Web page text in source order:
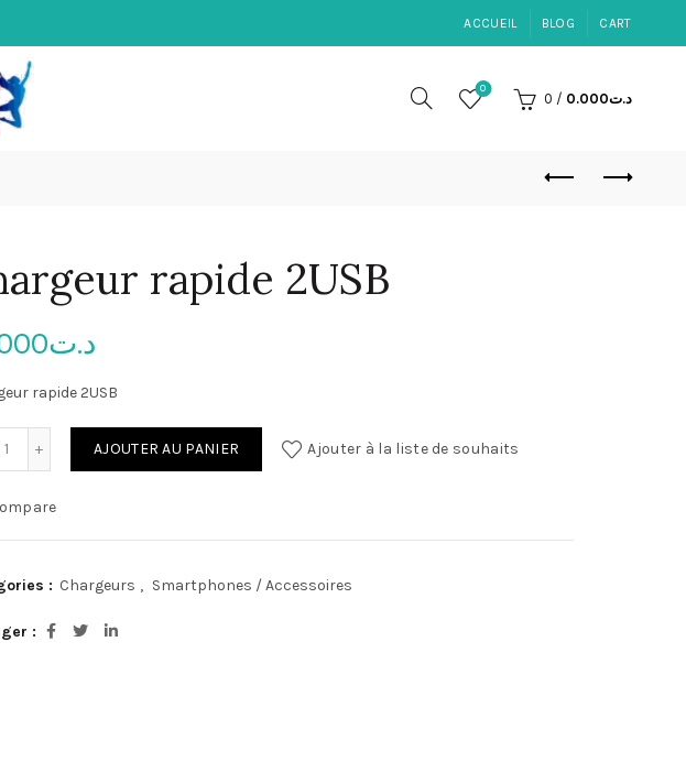
ACCUEIL BLOG CART
0
0 / د.ت0.000
rapide 2USB
د.ت
rapide 2USB
AJOUTER AU PANIER Ajouter à la liste de souhaits
: Chargeurs , Smartphones / Accessoires